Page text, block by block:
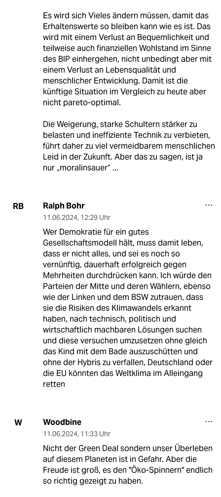
Es wird sich Vieles ändern müssen, damit das
Erhaltenswerte so bleiben kann wie es ist. Das
wird mit einem Verlust an Bequemlichkeit und
teilweise auch finanziellen Wohlstand im Sinne
des BIP einhergehen, nicht unbedingt aber mit
einem Verlust an Lebensqualität und
menschlicher Entwicklung. Damit ist die
künftige Situation im Vergleich zu heute aber
nicht pareto-optimal.
Die Weigerung, starke Schultern stärker zu
belasten und ineffiziente Technik zu verbieten,
führt daher zu viel vermeidbarem menschlichen
Leid in der Zukunft. Aber das zu sagen, ist ja
nur „moralinsauer“ ...
RB Ralph Bohr
11.06.2024, 12:29 Uhr
Wer Demokratie für ein gutes
Gesellschaftsmodell hält, muss damit leben,
dass er nicht alles, und sei es noch so
vernünftig, dauerhaft erfolgreich gegen
Mehrheiten durchdrücken kann. Ich würde den
Parteien der Mitte und deren Wählern, ebenso
wie der Linken und dem BSW zutrauen, dass
sie die Risiken des Klimawandels erkannt
haben, nach technisch, politisch und
wirtschaftlich machbaren Lösungen suchen
und diese versuchen umzusetzen ohne gleich
das Kind mit dem Bade auszuschütten und
ohne der Hybris zu verfallen, Deutschland oder
die EU könnten das Weltklima im Alleingang
retten
W Woodbine
11.06.2024, 11:33 Uhr
Nicht der Green Deal sondern unser Überleben
auf diesem Planeten ist in Gefahr. Aber die
Freude ist groß, es den "Öko-Spinnern" endlich
so richtig gezeigt zu haben.